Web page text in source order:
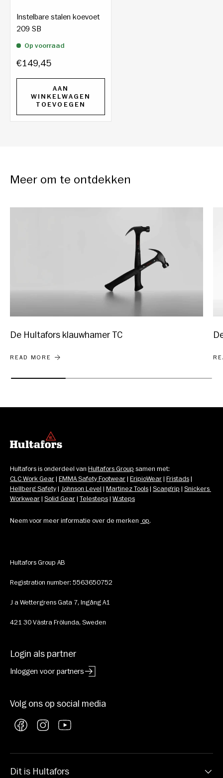
Instelbare stalen koevoet
209 SB
Op voorraad
€149,45
AAN
WINKELWAGEN
TOEVOEGEN
Meer om te ontdekken
De Hultafors klauwhamer TC
DE HULTAFORS KLAUWHAMER TC
READ MORE
Hultafors is onderdeel van Hultafors Group samen met:
CLC Work Gear | EMMA Safety Footwear | EripioWear | Fristads
Hellberg Safety | Johnson Level | Martinez Tools | Scangrip | Snickers
Workwear | Solid Gear | Telesteps | W.steps
Neem voor meer informatie over de merken op.
Hultafors Group AB
Registration number: 5563650752
J a Wettergrens Gata 7, Ingång A1
421 30 Västra Frölunda, Sweden
Login als partner
Inloggen voor partners
Volg ons op social media
FacebookInstagramYouTube
Dit is Hultafors